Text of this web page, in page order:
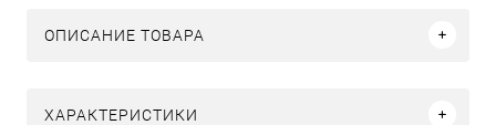
ОПИСАНИЕ ТОВАРА
ХАРАКТЕРИСТИКИ